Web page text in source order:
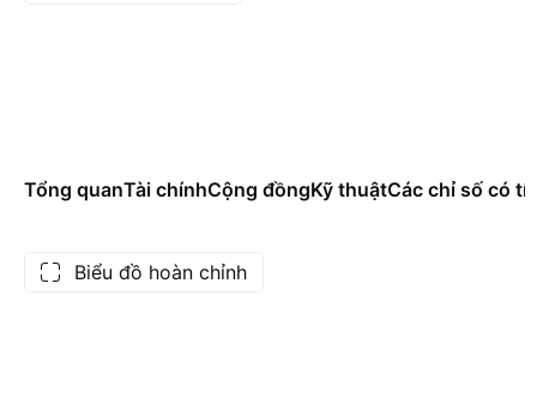
Tổng quanTài chínhCộng đồngKỹ thuậtCác chỉ số có
Biểu đồ hoàn chỉnh